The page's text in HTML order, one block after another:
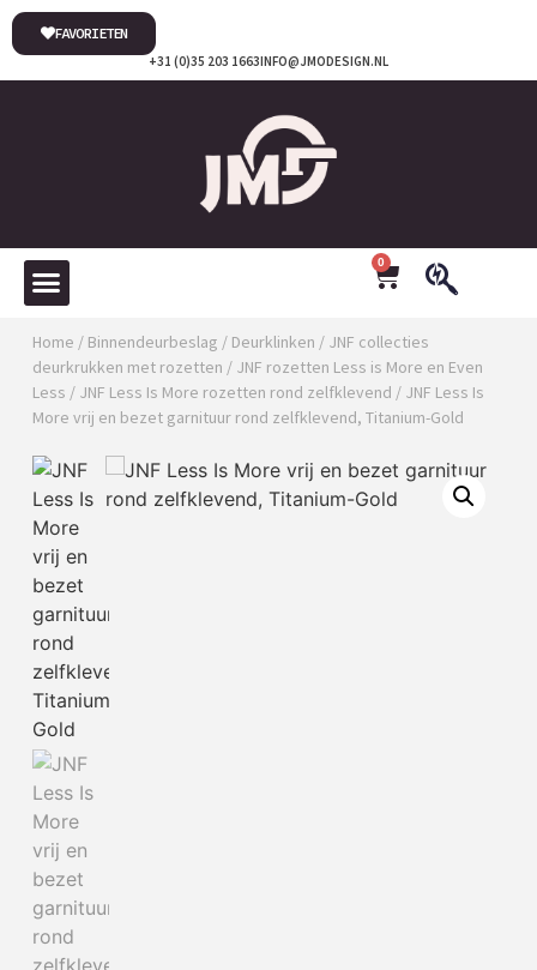
INFO@JMODESIGN.NL
+31 (0)35 203 1663
FAVORIETEN
0
Home / Binnendeurbeslag / Deurklinken / JNF collecties
deurkrukken met rozetten / JNF rozetten Less is More en Even
Less / JNF Less Is More rozetten rond zelfklevend / JNF Less Is
More vrij en bezet garnituur rond zelfklevend, Titanium-Gold